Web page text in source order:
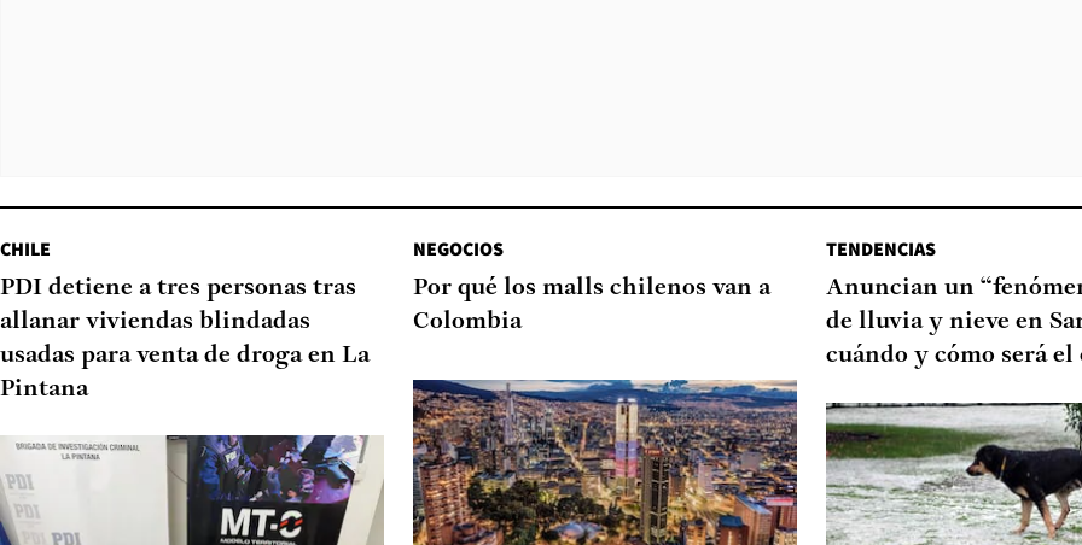
CHILE
PDI detiene a tres personas tras
allanar viviendas blindadas
usadas para venta de droga en La
Pintana
NEGOCIOS
Por qué los malls chilenos van a
Colombia
TENDENCIAS
Anuncian un
de lluvia y nieve en
cuándo y cómo será el